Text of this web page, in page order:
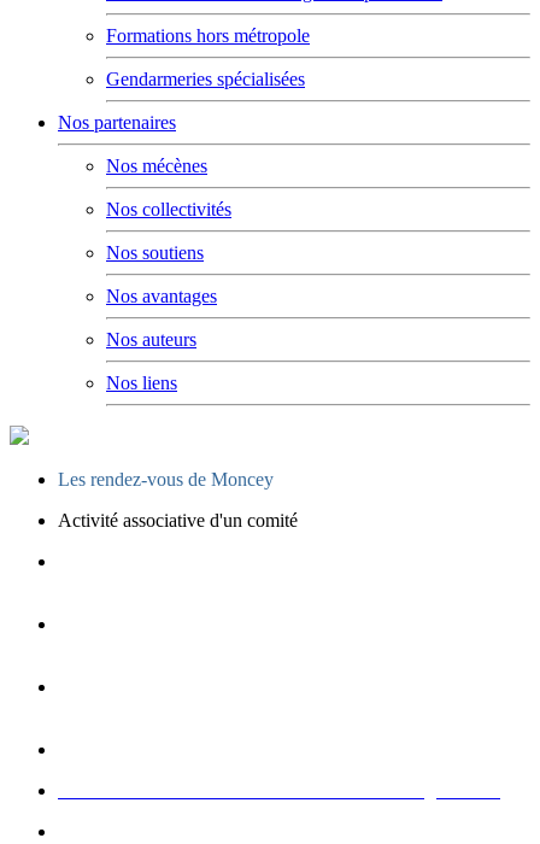
Formations hors métropole
Gendarmeries spécialisées
Nos partenaires
Nos mécènes
Nos collectivités
Nos soutiens
Nos avantages
Nos auteurs
Nos liens
Les rendez-vous de Moncey
Activité associative d'un comité